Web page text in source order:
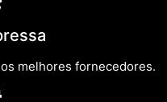
melhores fornecedores.